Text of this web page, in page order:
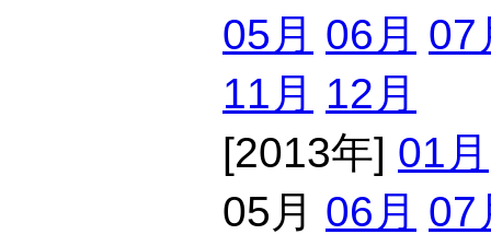
05月 06月 07
11月 12月
[2013年] 01月
05月 06月 07